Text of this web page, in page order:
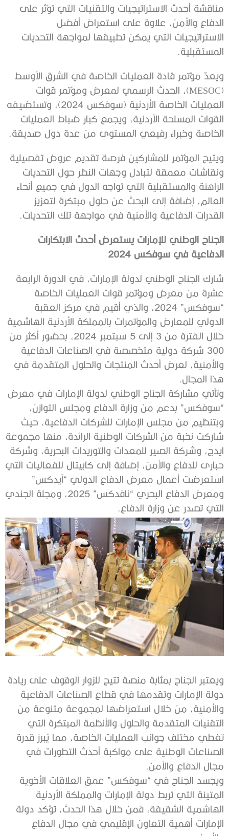
مناقشة أحدث الاستراتيجيات والتقنيات التي تؤثر على
الدفاع والأمن، علاوة على استعراض أفضل
الاستراتيجيات التي يمكن تطبيقها لمواجهة التحديات
المستقبلية.
ويعدّ مؤتمر قادة العمليات الخاصة في الشرق الأوسط
(MESOC)، الحدث الرسمي لمعرض ومؤتمر قوات
العمليات الخاصة الأردنية (سوفكس 2024)، وتستضيفه
القوات المسلحة الأردنية، ويجمع كبار ضباط العمليات
الخاصة وخبراء رفيعي المستوى من عدة دول صديقة.
ويتيح المؤتمر للمشاركين فرصة تقديم عروض تفصيلية
ونقاشات معمقة لتبادل وجهات النظر حول التحديات
الراهنة والمستقبلية التي تواجه الدول في جميع أنحاء
العالم، إضافة إلى البحث عن حلول مبتكرة لتعزيز
القدرات الدفاعية والأمنية في مواجهة تلك التحديات.
الجناح الوطني للإمارات يستعرض أحدث الابتكارات
الدفاعية في سوفكس 2024
شارك الجناح الوطني لدولة الإمارات، في الدورة الرابعة
عشرة من معرض ومؤتمر قوات العمليات الخاصة
“سوفكس” 2024، والذي أقيم في مركز العقبة
الدولي للمعارض والمؤتمرات بالمملكة الأردنية الهاشمية
خلال الفترة من 3 إلى 5 سبتمبر 2024، بحضور أكثر من
300 شركة دولية متخصصة في الصناعات الدفاعية
والأمنية، لعرض أحدث المنتجات والحلول المتقدمة في
هذا المجال.
وتأتي مشاركة الجناح الوطني لدولة الإمارات في معرض
“سوفكس” بدعم من وزارة الدفاع ومجلس التوازن،
وبتنظيم من مجلس الإمارات للشركات الدفاعية، حيث
شاركت نخبة من الشركات الوطنية الرائدة، منها مجموعة
ايدج، وشركة الصير للمعدات والتوريدات البحرية، وشركة
حبارى للدفاع والأمن، إضافة إلى كابيتال للفعاليات التي
استعرضت أعمال معرض الدفاع الدولي “آيدكس”
ومعرض الدفاع البحري “نافدكس” 2025، ومجلة الجندي
التي تصدر عن وزارة الدفاع.
ويعتبر الجناح بمثابة منصة تتيح للزوار الوقوف على ريادة
دولة الإمارات وتقدمها في قطاع الصناعات الدفاعية
والأمنية، من خلال استعراضها لمجموعة متنوعة من
التقنيات المتقدمة والحلول والأنظمة المبتكرة التي
تغطي مختلف جوانب العمليات الخاصة، مما يُبرز قدرة
الصناعات الوطنية على مواكبة أحدث التطورات في
مجال الدفاع والأمن.
ويجسد الجناح في “سوفكس” عمق العلاقات الأخوية
المتينة التي تربط دولة الإمارات والمملكة الأردنية
الهاشمية الشقيقة، فمن خلال هذا الحدث، تؤكد دولة
الإمارات أهمية التعاون الإقليمي في مجال الدفاع